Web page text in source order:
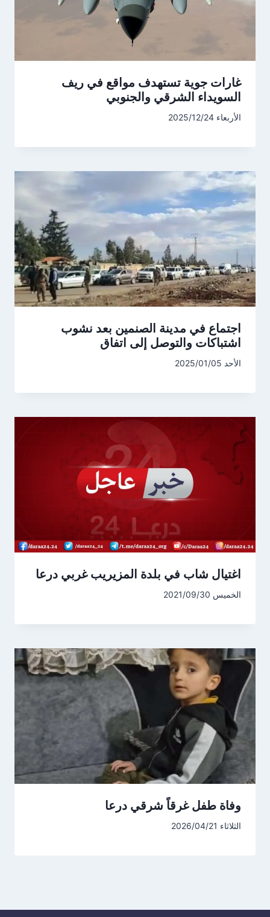
غارات جوية تستهدف مواقع في ريف
السويداء الشرقي والجنوبي
الأربعاء 2025/12/24
اجتماع في مدينة الصنمين بعد نشوب
اشتباكات والتوصل إلى اتفاق
الأحد 2025/01/05
اغتيال شاب في بلدة المزيريب غربي درعا
الخميس 2021/09/30
وفاة طفل غرقاً شرقي درعا
الثلاثاء 2026/04/21